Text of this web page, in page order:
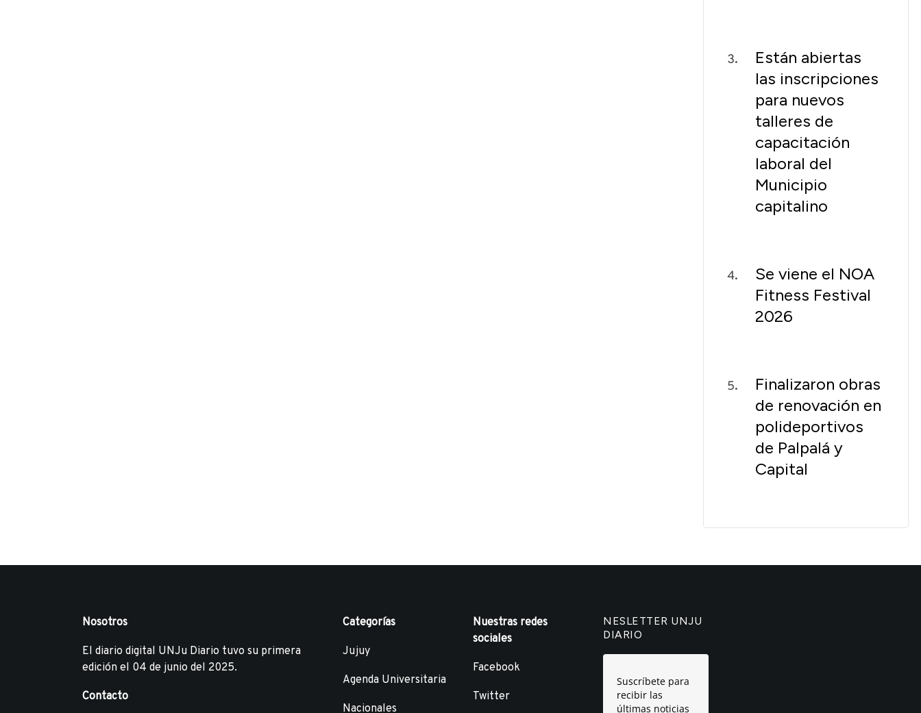
Están abiertas
las inscripciones
para nuevos
talleres de
capacitación
laboral del
Municipio
capitalino
Se viene el NOA
Fitness Festival
2026
Finalizaron obras
de renovación en
polideportivos
de Palpalá y
Capital
Nosotros
El diario digital UNJu Diario tuvo su primera
edición el 04 de junio del 2025.
Contacto
Categorías
Jujuy
Agenda Universitaria
Nacionales
Nuestras redes
sociales
Facebook
Twitter
NESLETTER UNJU
DIARIO
Suscríbete para
recibir las
últimas noticias